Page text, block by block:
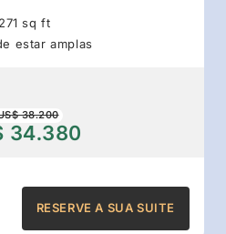
sq ft
estar amplas
38.200
34.380
RESERVE A SUA SUITE